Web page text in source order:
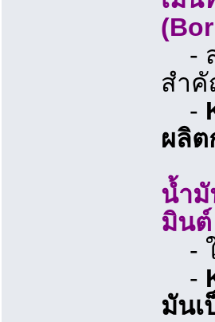
- ส
สำ
-
ผลิต
น้ำมั
มิน
- ใ
-
มันเ